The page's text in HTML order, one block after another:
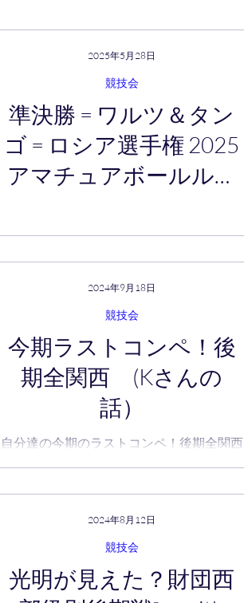
準決勝 = ワルツ＆タン
ゴ = ロシア選手権 2025
アマチュアボールルー
競技会
2025年5月28日
今期ラストコンペ！後
期全関西 (Kさんの
話）
自分達の今期のラストコンペ！後期全関西
パソ２位 スタンダー
ドシニア戦 タンゴ４位
スロー３位 スタ
ンダードA級 1回戦敗退...
競技会
2024年9月18日
光明が見えた？財団西
競技会
2024年8月12日